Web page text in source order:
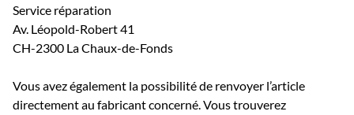
Service réparation
Av. Léopold-Robert 41
CH-2300 La Chaux-de-Fonds
Vous avez également la possibilité de renvoyer l’article
directement au fabricant concerné. Vous trouverez